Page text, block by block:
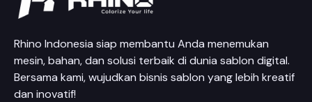
Rhino Indonesia siap membantu Anda menemukan
mesin, bahan, dan solusi terbaik di dunia sablon digital.
Bersama kami, wujudkan bisnis sablon yang lebih kreatif
dan inovatif!